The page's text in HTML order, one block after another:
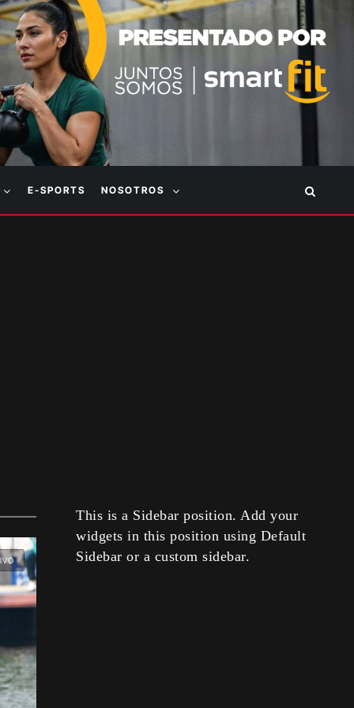
E-SPORTS NOSOTROS
This is a Sidebar position. Add your
widgets in this position using Default
Sidebar or a custom sidebar.